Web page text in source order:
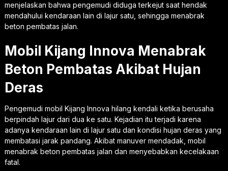
menjelaskan bahwa pengemudi diduga terkejut saat hendak
mendahului kendaraan lain di lajur satu, sehingga menabrak
beton pembatas jalan.
Mobil Kijang Innova Menabrak
Beton Pembatas Akibat Hujan
Deras
Pengemudi mobil Kijang Innova hilang kendali ketika berusaha
berpindah lajur dari dua ke satu. Kejadian itu terjadi karena
adanya kendaraan lain di lajur satu dan kondisi hujan deras yang
membatasi jarak pandang. Akibat manuver mendadak, mobil
menabrak beton pembatas jalan dan menyebabkan kecelakaan
fatal.